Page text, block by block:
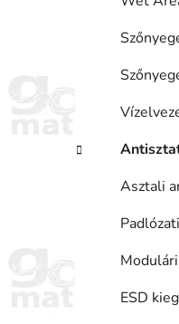
Asztali
ESD